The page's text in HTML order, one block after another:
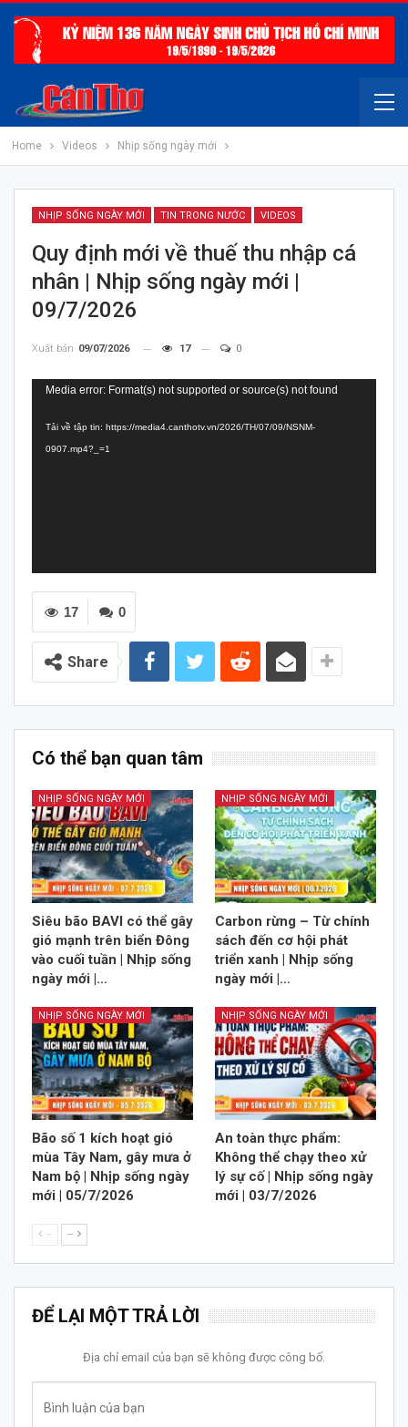
Home Videos Nhịp sống ngày mới
NHỊP SỐNG NGÀY MỚI TIN TRONG NƯỚC VIDEOS
Quy định mới về thuế thu nhập cá
nhân | Nhịp sống ngày mới |
09/7/2026
Xuất bản 09/07/2026 17 0
Trình
Video
Media error: Format(s) not supported or source(s) not found
Tải về tập tin: https://media4.canthotv.vn/2026/TH/07/09/NSNM-
0907.mp4?_=1
0
17
Share
Có thể bạn quan tâm
NHỊP SỐNG NGÀY MỚI
Siêu bão BAVI có thể gây
gió mạnh trên biển Đông
vào cuối tuần | Nhịp sống
ngày mới |…
NHỊP SỐNG NGÀY MỚI
Carbon rừng – Từ chính
sách đến cơ hội phát
triển xanh | Nhịp sống
ngày mới |…
NHỊP SỐNG NGÀY MỚI
Bão số 1 kích hoạt gió
mùa Tây Nam, gây mưa ở
Nam bộ | Nhịp sống ngày
mới | 05/7/2026
NHỊP SỐNG NGÀY MỚI
An toàn thực phẩm:
Không thể chạy theo xử
lý sự cố | Nhịp sống ngày
mới | 03/7/2026
-- --
ĐỂ LẠI MỘT TRẢ LỜI
Địa chỉ email của bạn sẽ không được công bố.